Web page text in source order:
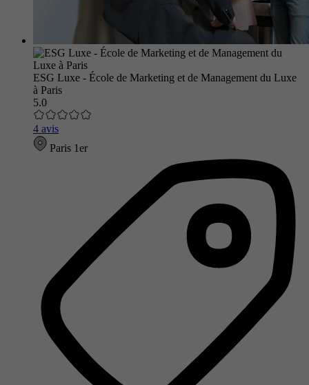
ESG Luxe - École de Marketing et de Management du Luxe
à Paris
5.0
4 avis
Paris 1er